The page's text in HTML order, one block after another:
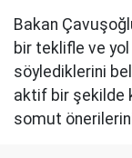
Bakan
bir teklifle ve
söylediklerini
aktif bir şekilde
somut